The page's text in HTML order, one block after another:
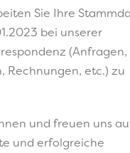
Sie Ihre
bei unserer
(Anfragen,
Rechnungen, etc.) zu
und freuen uns
und erfolgreiche